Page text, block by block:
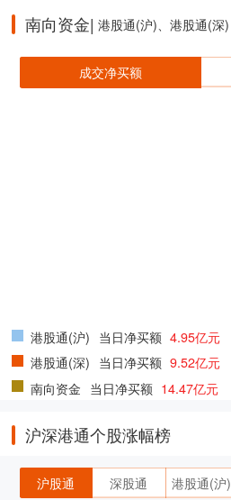
南向资金| 港股通(沪)、港股通(深)
成交净买额
港股通(沪) 当日净买额 4.95亿元
港股通(深) 当日净买额 9.52亿元
南向资金 当日净买额 14.47亿元
沪深港通个股涨幅榜
沪股通 深股通 港股通(沪)